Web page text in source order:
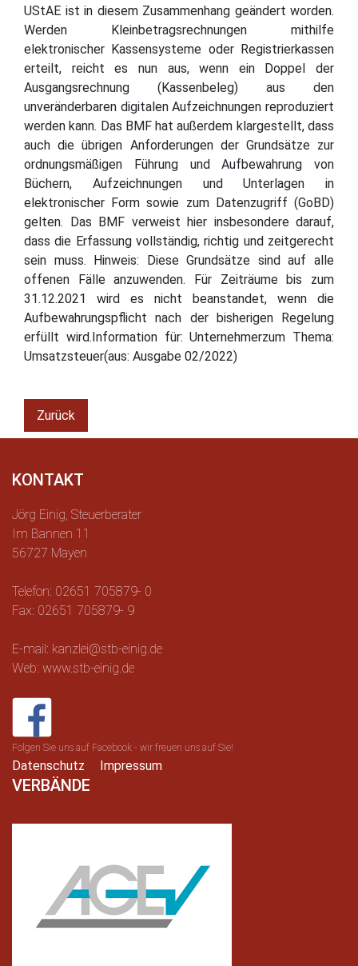
UStAE ist in diesem Zusammenhang geändert worden.
Werden Kleinbetragsrechnungen mithilfe
elektronischer Kassensysteme oder Registrierkassen
erteilt, reicht es nun aus, wenn ein Doppel der
Ausgangsrechnung (Kassenbeleg) aus den
unveränderbaren digitalen Aufzeichnungen reproduziert
werden kann. Das BMF hat außerdem klargestellt, dass
auch die übrigen Anforderungen der Grundsätze zur
ordnungsmäßigen Führung und Aufbewahrung von
Büchern, Aufzeichnungen und Unterlagen in
elektronischer Form sowie zum Datenzugriff (GoBD)
gelten. Das BMF verweist hier insbesondere darauf,
dass die Erfassung vollständig, richtig und zeitgerecht
sein muss. Hinweis: Diese Grundsätze sind auf alle
offenen Fälle anzuwenden. Für Zeiträume bis zum
31.12.2021 wird es nicht beanstandet, wenn die
Aufbewahrungspflicht nach der bisherigen Regelung
erfüllt wird.Information für: Unternehmerzum Thema:
Umsatzsteuer(aus: Ausgabe 02/2022)
Zurück
KONTAKT
Jörg Einig, Steuerberater
Im Bannen 11
56727 Mayen
Telefon: 02651 705879- 0
Fax: 02651 705879- 9
E-mail: kanzlei@stb-einig.de
Web: www.stb-einig.de
Folgen Sie uns auf Facebook - wir freuen uns auf Sie!
Datenschutz Impressum
VERBÄNDE